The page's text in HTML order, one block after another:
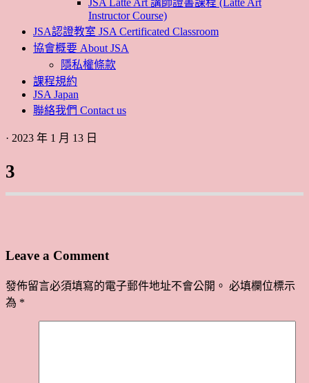
JSA Latte Art 講師證書課程 (Latte Art
Instructor Course)
JSA認證教室 JSA Certificated Classroom
協會概要 About JSA
隱私權條款
課程規約
JSA Japan
聯絡我們 Contact us
· 2023 年 1 月 13 日
3
Leave a Comment
發佈留言必須填寫的電子郵件地址不會公開。 必填欄位標示
為 *